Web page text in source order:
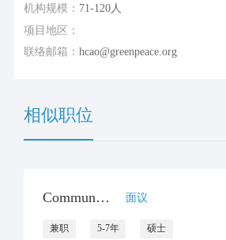
机构规模： 71-120人
项目地区：
联络邮箱： hcao@greenpeace.org
相似职位
Communications Consultant 面议
兼职 5-7年 硕士